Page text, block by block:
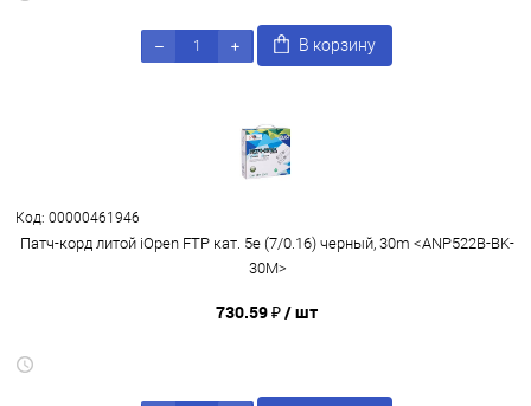
В корзину
Код: 00000461946
Патч-корд литой iOpen FTP кат. 5e (7/0.16) черный, 30m <ANP522B-BK-
30M>
730.59 ₽/ шт